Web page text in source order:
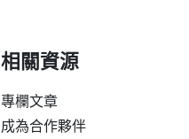
相關資源
專欄文章
成為合作夥伴